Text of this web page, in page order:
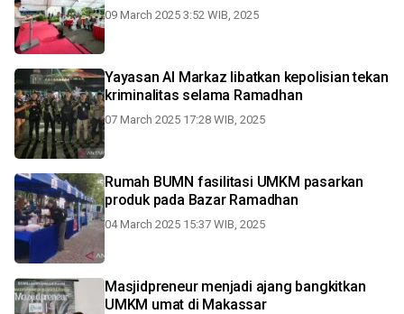
09 March 2025 3:52 WIB, 2025
Yayasan Al Markaz libatkan kepolisian tekan
kriminalitas selama Ramadhan
07 March 2025 17:28 WIB, 2025
Rumah BUMN fasilitasi UMKM pasarkan
produk pada Bazar Ramadhan
04 March 2025 15:37 WIB, 2025
Masjidpreneur menjadi ajang bangkitkan
UMKM umat di Makassar